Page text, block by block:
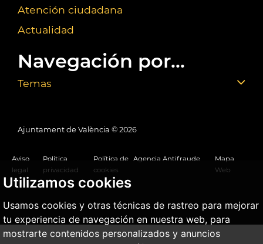
Utilizamos cookies
Usamos cookies y otras técnicas de rastreo para mejorar
tu experiencia de navegación en nuestra web, para
mostrarte contenidos personalizados y anuncios
Atención ciudadana
Actualidad
Navegación por...
Temas
Ajuntament de València © 2026
Aviso
legal
Política
privacidad
Política de
cookies
Agencia Antifraude
Mapa
Web